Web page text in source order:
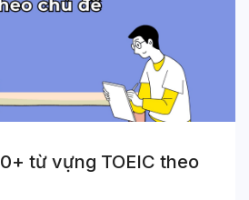
từ vựng TOEIC theo